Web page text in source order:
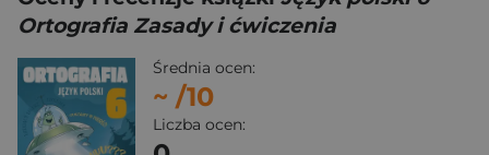
Ortografia Zasady i ćwiczenia
Średnia ocen:
~ /10
Liczba ocen: